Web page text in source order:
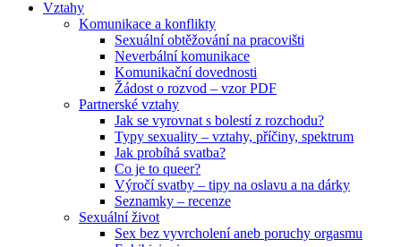
Vztahy
Komunikace a konflikty
Sexuální obtěžování na pracovišti
Neverbální komunikace
Komunikační dovednosti
Žádost o rozvod – vzor PDF
Partnerské vztahy
Jak se vyrovnat s bolestí z rozchodu?
Typy sexuality – vztahy, příčiny, spektrum
Jak probíhá svatba?
Co je to queer?
Výročí svatby – tipy na oslavu a na dárky
Seznamky – recenze
Sexuální život
Sex bez vyvrcholení aneb poruchy orgasmu